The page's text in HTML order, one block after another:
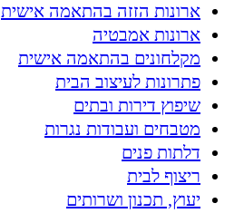
ארונות הזזה בהתאמה אישית
ארונות אמבטיה
מקלחונים בהתאמה אישית
פתרונות לעיצוב הבית
שיפוץ דירות ובתים
מטבחים ועבודות נגרות
דלתות פנים
ריצוף לבית
יעוץ, תכנון ושרותים